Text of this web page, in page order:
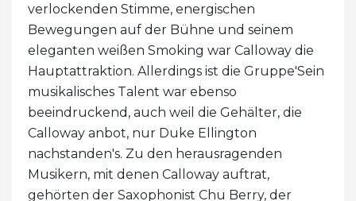
verlockenden Stimme, energischen
Bewegungen auf der Bühne und seinem
eleganten weißen Smoking war Calloway die
Hauptattraktion. Allerdings ist die Gruppe'Sein
musikalisches Talent war ebenso
beeindruckend, auch weil die Gehälter, die
Calloway anbot, nur Duke Ellington
nachstanden's. Zu den herausragenden
Musikern, mit denen Calloway auftrat,
gehörten der Saxophonist Chu Berry, der